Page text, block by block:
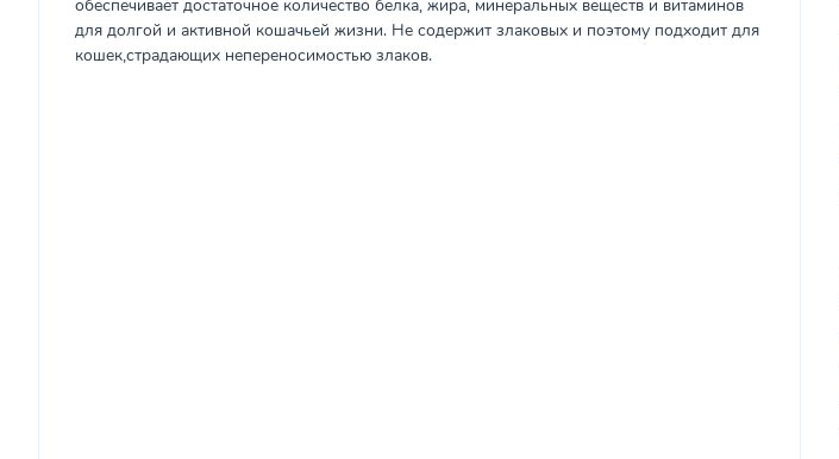
обеспечивает достаточное количество белка, жира, минеральных веществ и витаминов
для долгой и активной кошачьей жизни. Не содержит злаковых и поэтому подходит для
кошек,страдающих непереносимостью злаков.